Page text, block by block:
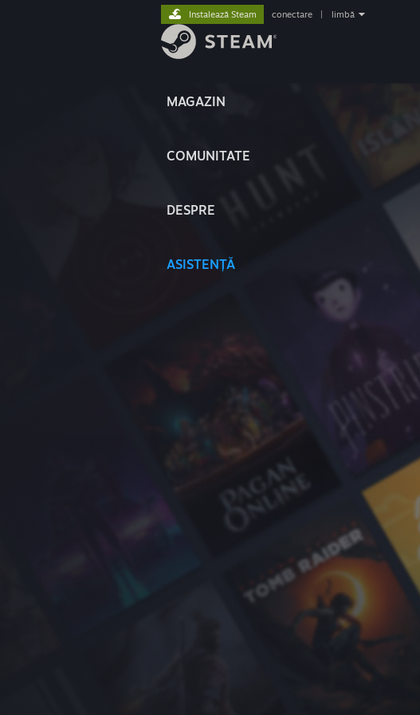
MAGAZIN
COMUNITATE
DESPRE
ASISTENȚĂ
Instalează Steam conectare limbă